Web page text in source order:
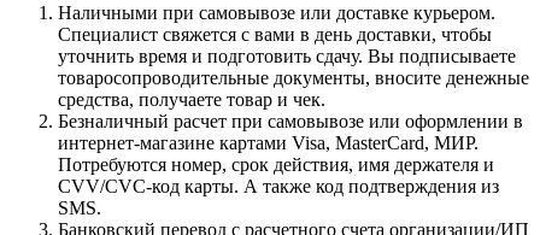
Наличными при самовывозе или доставке курьером.
Специалист свяжется с вами в день доставки, чтобы
уточнить время и подготовить сдачу. Вы подписываете
товаросопроводительные документы, вносите денежные
средства, получаете товар и чек.
Безналичный расчет при самовывозе или оформлении в
интернет-магазине картами Visa, MasterCard, МИР.
Потребуются номер, срок действия, имя держателя и
CVV/CVC-код карты. А также код подтверждения из
SMS.
Банковский перевод с расчетного счета организации/ИП